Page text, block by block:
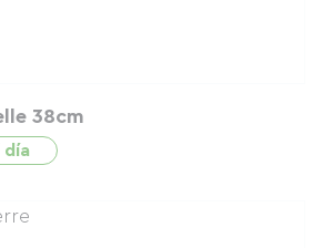
38cm